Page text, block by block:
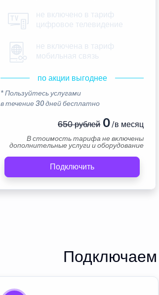
не включено в тариф
цифровое телевидение
не включена в тариф
мобильная связь
по акции выгоднее
* Пользуйтесь услугами
в течение 30 дней бесплатно
650 рублей0/в месяц
В стоимость тарифа не включены
дополнительные услуги и оборудование
Подключить
Подключаем